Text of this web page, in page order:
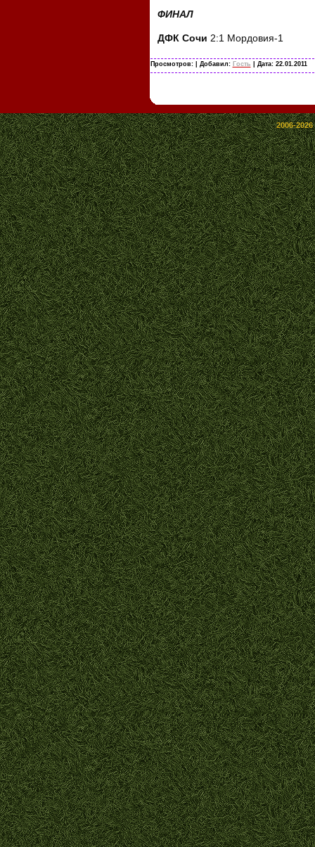
ФИНАЛ
ДФК Сочи 2:1 Мордовия-1
Просмотров: | Добавил: Гость | Дата: 22.01.2011
2006-